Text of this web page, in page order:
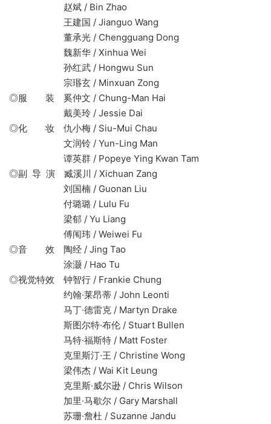
赵斌 / Bin Zhao
王建国 / Jianguo Wang
董承光 / Chengguang Dong
魏新华 / Xinhua Wei
孙红武 / Hongwu Sun
宗瑉玄 / Minxuan Zong
◎服 装 奚仲文 / Chung-Man Hai
戴美玲 / Jessie Dai
◎化 妆 仇小梅 / Siu-Mui Chau
文润铃 / Yun-Ling Man
谭英群 / Popeye Ying Kwan Tam
◎副 导 演 臧溪川 / Xichuan Zang
刘国楠 / Guonan Liu
付璐璐 / Lulu Fu
梁郁 / Yu Liang
傅闱玮 / Weiwei Fu
◎音 效 陶经 / Jing Tao
涂灏 / Hao Tu
◎视觉特效 钟智行 / Frankie Chung
约翰·莱昂蒂 / John Leonti
马丁·德雷克 / Martyn Drake
斯图尔特·布伦 / Stuart Bullen
马特·福斯特 / Matt Foster
克里斯汀·王 / Christine Wong
梁伟杰 / Wai Kit Leung
克里斯·威尔逊 / Chris Wilson
加里·马歇尔 / Gary Marshall
苏珊·詹杜 / Suzanne Jandu